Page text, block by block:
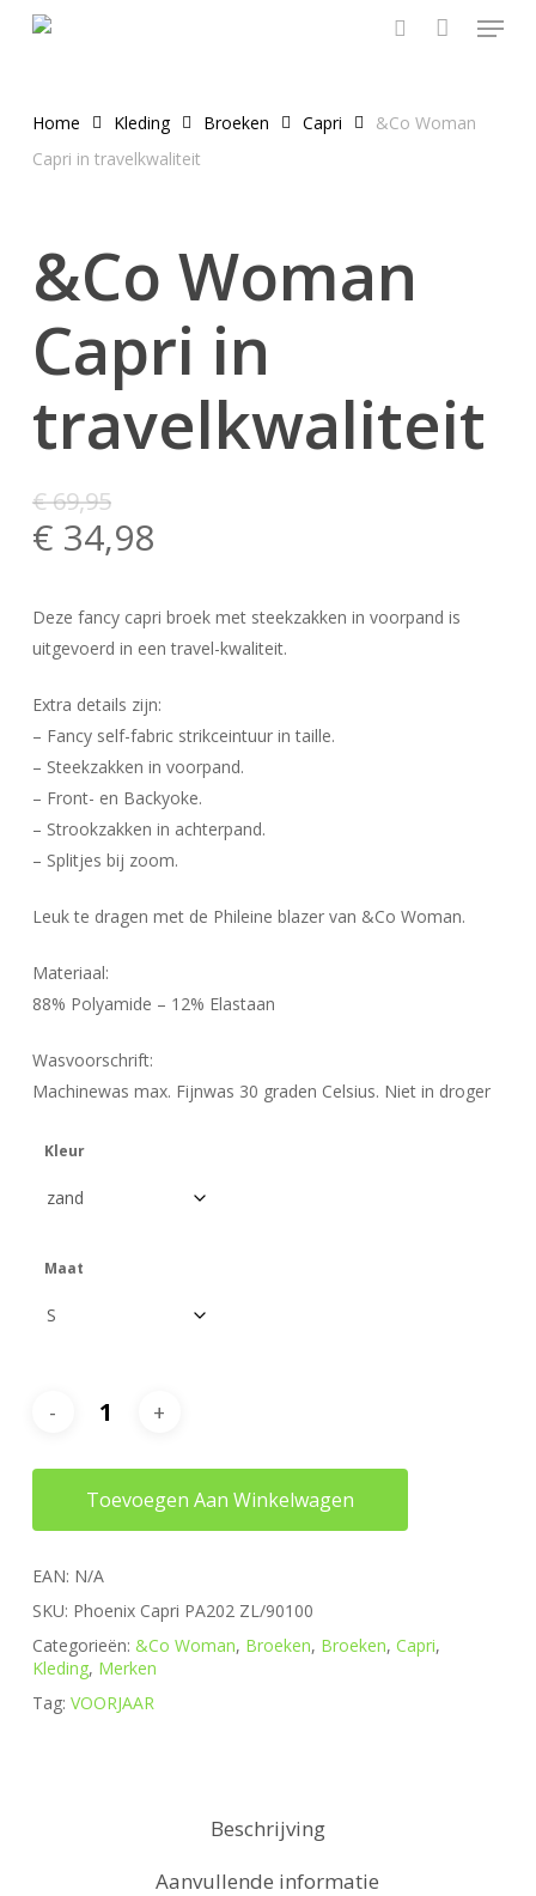
Menu
Home Kleding Broeken Capri
&Co Woman
Capri in travelkwaliteit
&Co Woman
Capri in
travelkwaliteit
€69,95
€ 34,98
Deze fancy capri broek met steekzakken in voorpand is
uitgevoerd in een travel-kwaliteit.
Extra details zijn:
– Fancy self-fabric strikceintuur in taille.
– Steekzakken in voorpand.
– Front- en Backyoke.
– Strookzakken in achterpand.
– Splitjes bij zoom.
Leuk te dragen met de Phileine blazer van &Co Woman.
Materiaal:
88% Polyamide – 12% Elastaan
Wasvoorschrift:
Machinewas max. Fijnwas 30 graden Celsius. Niet in droger
Kleur
Maat
Toevoegen Aan Winkelwagen
EAN: N/A
SKU: Phoenix Capri PA202 ZL/90100
Categorieën: &Co Woman, Broeken, Broeken, Capri,
Kleding, Merken
Tag: VOORJAAR
Beschrijving
Aanvullende informatie